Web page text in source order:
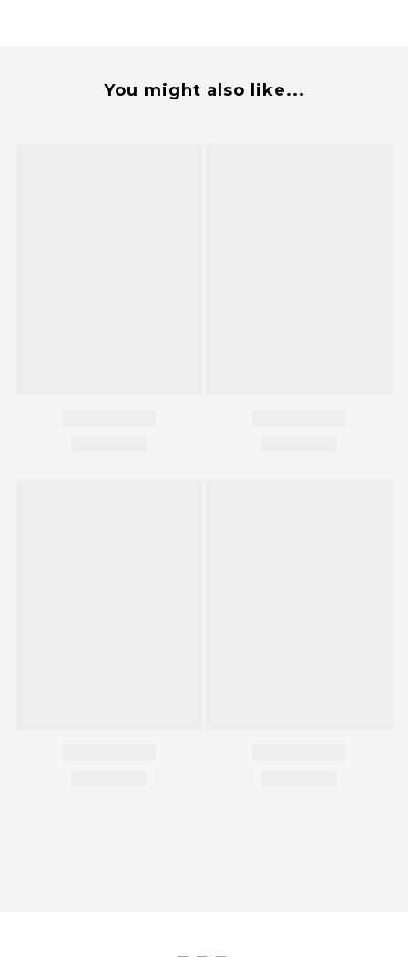
You might also like...